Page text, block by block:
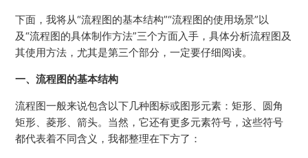
下面，我将从“流程图的基本结构”“流程图的使用场景”以
及“流程图的具体制作方法”三个方面入手，具体分析流程图及
其使用方法，尤其是第三个部分，一定要仔细阅读。
一、流程图的基本结构
流程图一般来说包含以下几种图标或图形元素：矩形、圆角
矩形、菱形、箭头。当然，它还有更多元素符号，这些符号
都代表着不同含义，我都整理在下方了：